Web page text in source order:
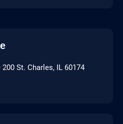
St. Charles, IL 60174